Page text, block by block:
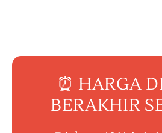
⏰ HARGA
BERAKHIR